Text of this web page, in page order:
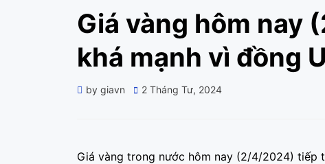
Giá vàng hôm nay
khá mạnh vì đồng
by giavn
Posted
2 Tháng Tư, 2024
Giá vàng trong nước hôm nay (2/4/2024) tiếp